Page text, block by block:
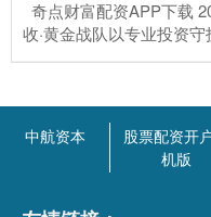
奇点财富配资APP下载
收·黄金战队以专业投资
中航资本
股票配资开
机版